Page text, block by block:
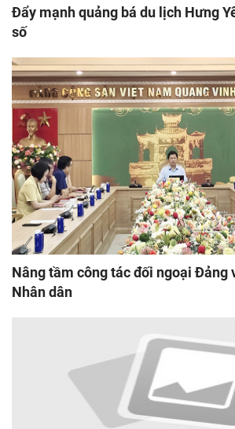
Đẩy mạnh quảng bá du lịch Hưng
số
Nâng tầm công tác đối ngoại Đảng
Nhân dân